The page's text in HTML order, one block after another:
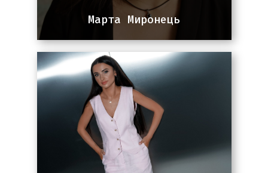
Марта Миронець
Team lead команди SEO
Працює з корпоративними
платформами та стартапами, з
галузями хімічної сировини,
громадського харчування,
відпочинку, медицини, інтернет-
магазинів техніки, електроніки та
товарів для дому. Співпрацює з
проектами в Україні, Європі та
США, досягаючи високих
результатів.